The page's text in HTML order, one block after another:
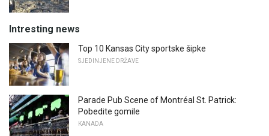
Intresting news
Top 10 Kansas City sportske šipke
SJEDINJENE DRŽAVE
Parade Pub Scene of Montréal St. Patrick:
Pobedite gomile
KANADA